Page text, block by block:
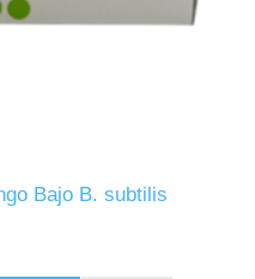
Bajo B. subtilis